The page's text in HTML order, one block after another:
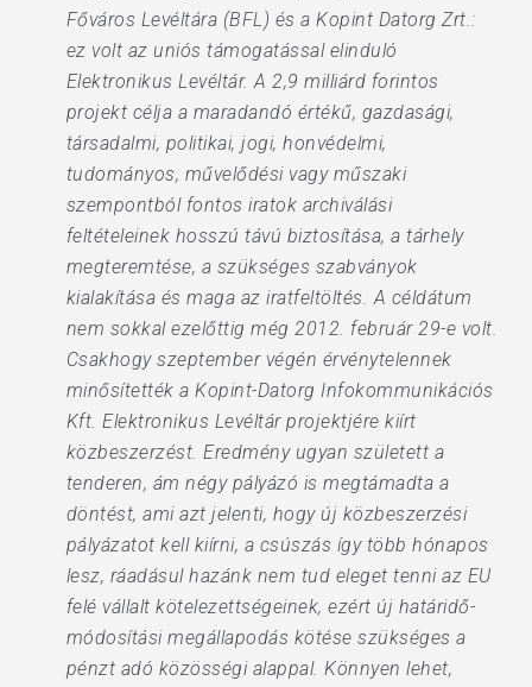
Főváros Levéltára (BFL) és a Kopint Datorg Zrt.:
ez volt az uniós támogatással elinduló
Elektronikus Levéltár. A 2,9 milliárd forintos
projekt célja a maradandó értékű, gazdasági,
társadalmi, politikai, jogi, honvédelmi,
tudományos, művelődési vagy műszaki
szempontból fontos iratok archiválási
feltételeinek hosszú távú biztosítása, a tárhely
megteremtése, a szükséges szabványok
kialakítása és maga az iratfeltöltés. A céldátum
nem sokkal ezelőttig még 2012. február 29-e volt.
Csakhogy szeptember végén érvénytelennek
minősítették a Kopint-Datorg Infokommunikációs
Kft. Elektronikus Levéltár projektjére kiírt
közbeszerzést. Eredmény ugyan született a
tenderen, ám négy pályázó is megtámadta a
döntést, ami azt jelenti, hogy új közbeszerzési
pályázatot kell kiírni, a csúszás így több hónapos
lesz, ráadásul hazánk nem tud eleget tenni az EU
felé vállalt kötelezettségeinek, ezért új határidő-
módosítási megállapodás kötése szükséges a
pénzt adó közösségi alappal. Könnyen lehet,